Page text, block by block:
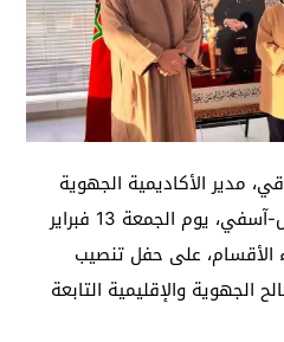
مدير الأكاديمية الجهوية
للتربية والتكوين لجهة مراكش-آسفي، يوم الجمعة 13 فبراير
الأقسام، على حفل تنصيب
والإقليمية التابعة